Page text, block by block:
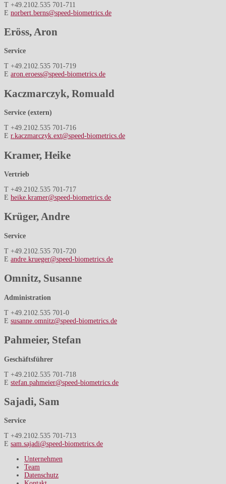
T +49.2102.535 701-711
E norbert.berns@speed-biometrics.de
Eröss, Aron
Service
T +49.2102.535 701-719
E aron.eroess@speed-biometrics.de
Kaczmarczyk, Romuald
Service (extern)
T +49.2102.535 701-716
E r.kaczmarczyk.ext@speed-biometrics.de
Kramer, Heike
Vertrieb
T +49.2102.535 701-717
E heike.kramer@speed-biometrics.de
Krüger, Andre
Service
T +49.2102.535 701-720
E andre.krueger@speed-biometrics.de
Omnitz, Susanne
Administration
T +49.2102.535 701-0
E susanne.omnitz@speed-biometrics.de
Pahmeier, Stefan
Geschäftsführer
T +49.2102.535 701-718
E stefan.pahmeier@speed-biometrics.de
Sajadi, Sam
Service
T +49.2102.535 701-713
E sam.sajadi@speed-biometrics.de
Unternehmen
Team
Datenschutz